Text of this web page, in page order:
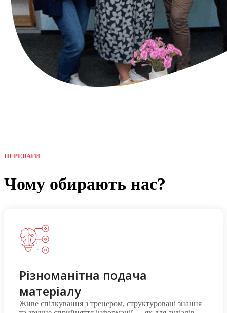
ПЕРЕВАГИ
Чому обирають нас?
Різноманітна подача
матеріалу
Живе спілкування з тренером, структуровані знання